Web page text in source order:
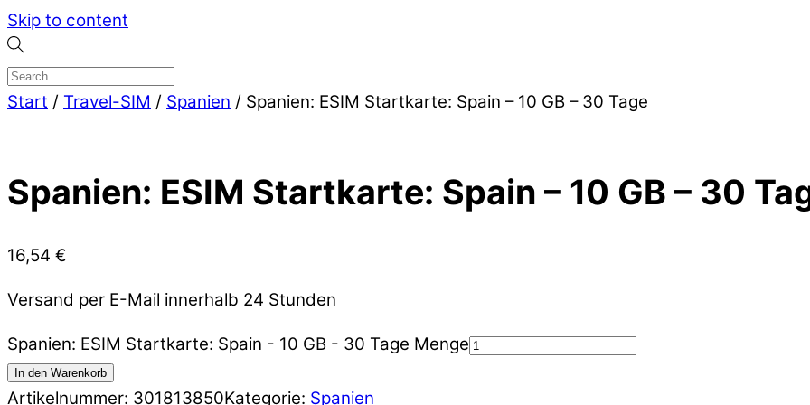
Skip to content
Start / Travel-SIM / Spanien / Spanien: ESIM Startkarte: Spain – 10 GB – 30 Tage
Spanien: ESIM Startkarte: Spain – 10 GB – 30
16,54 €
Versand per E-Mail innerhalb 24 Stunden
Spanien: ESIM Startkarte: Spain - 10 GB - 30 Tage Menge
In den Warenkorb
Artikelnummer: 301813850Kategorie: Spanien